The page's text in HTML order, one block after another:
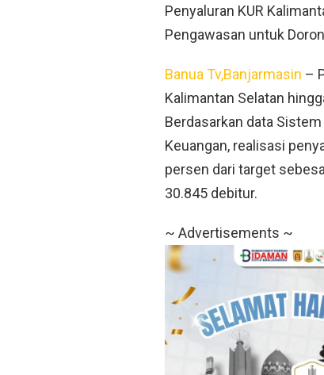
Penyaluran KUR
Pengawasan untuk
Banua Tv,Banjarmasin –
Kalimantan Selatan
Berdasarkan data
Keuangan, realisasi
persen dari target
30.845 debitur.
~ Advertisements ~